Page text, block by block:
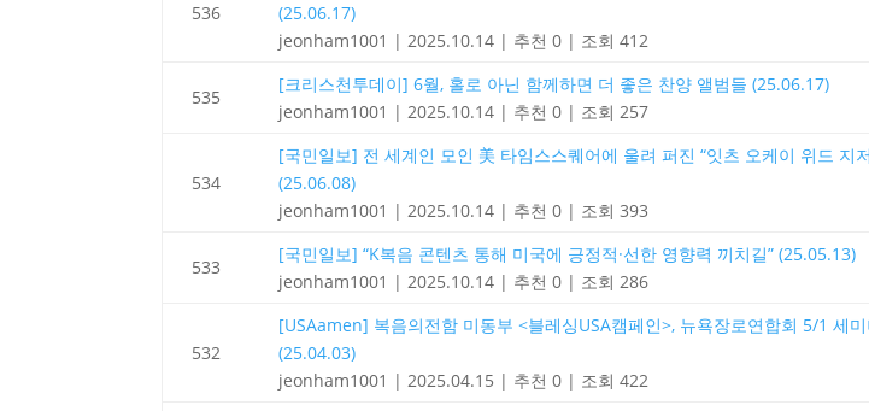
536
(25.06.17)
jeonham1001 | 2025.10.14 | 추천 0 | 조회 412
535
[크리스천투데이] 6월, 홀로 아닌 함께하면 더 좋은 찬양 앨범들 (25.06.17)
jeonham1001 | 2025.10.14 | 추천 0 | 조회 257
534
[국민일보] 전 세계인 모인 美 타임스스퀘어에 울려 퍼진 “잇츠 오케이 위드 지
(25.06.08)
jeonham1001 | 2025.10.14 | 추천 0 | 조회 393
533
[국민일보] “K복음 콘텐츠 통해 미국에 긍정적·선한 영향력 끼치길” (25.05.13)
jeonham1001 | 2025.10.14 | 추천 0 | 조회 286
532
[USAamen] 복음의전함 미동부 <블레싱USA캠페인>, 뉴욕장로연합회 5/1 세
(25.04.03)
jeonham1001 | 2025.04.15 | 추천 0 | 조회 422